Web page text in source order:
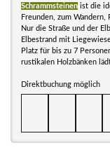
Schrammsteinen ist die
Freunden, zum Wandern,
Nur die Straße und der
Elbestrand mit
Platz für bis zu 7
rustikalen Holzbänken
Direktbuchung möglich